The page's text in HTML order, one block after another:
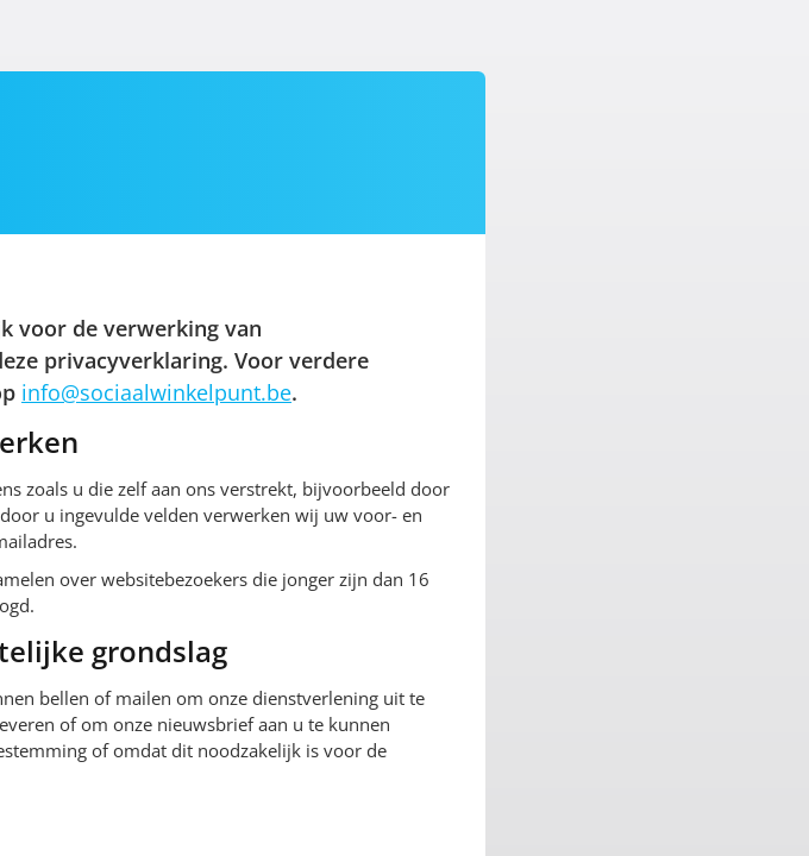
voor de verwerking van
privacyverklaring. Voor verdere
info@sociaalwinkelpunt.be.
zoals u die zelf aan ons verstrekt, bijvoorbeeld door
u ingevulde velden verwerken wij uw voor- en
over websitebezoekers die jonger zijn dan 16
grondslag
bellen of mailen om onze dienstverlening uit te
of om onze nieuwsbrief aan u te kunnen
of omdat dit noodzakelijk is voor de